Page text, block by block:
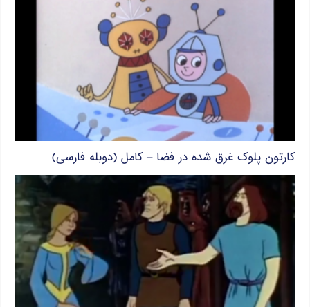
کارتون پلوک غرق شده در فضا – کامل (دوبله فارسی)